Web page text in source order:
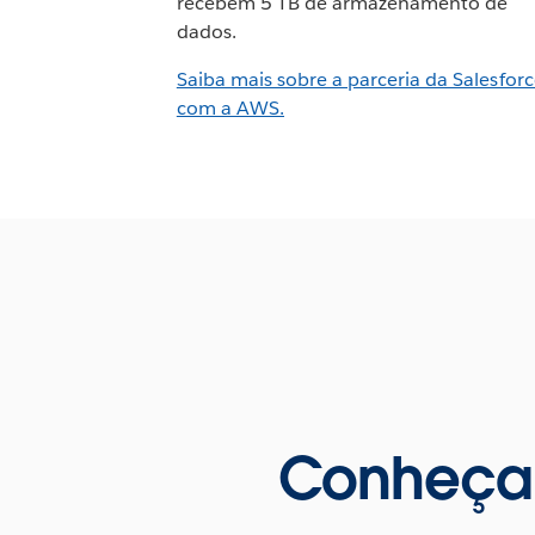
dados.
Saiba mais sobre a parceria da
com a AWS.